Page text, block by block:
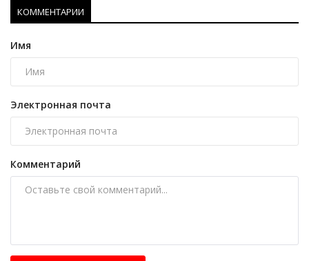
КОММЕНТАРИИ
Имя
Электронная почта
Комментарий